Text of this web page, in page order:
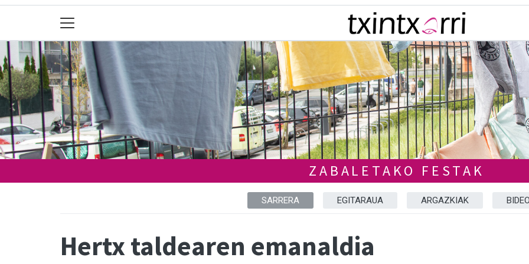
ZABALETAKO FESTAK
SARRERA EGITARAUA ARGAZKIAK
Hertx taldearen emanaldia